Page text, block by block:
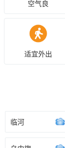
空气良
适宜外出
临河